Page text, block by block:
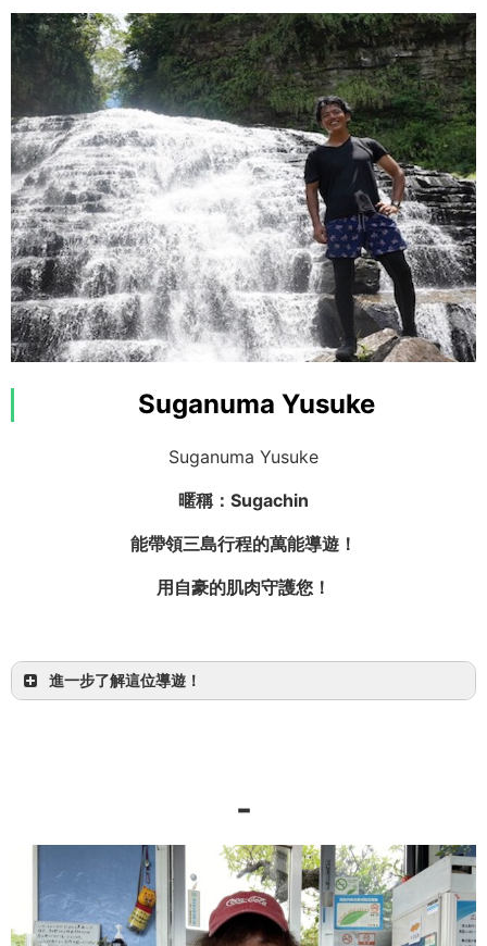
興趣：跳舞（莎莎＆巴恰塔）
特技：跳舞（莎莎＆巴恰塔）
熱情的心，以及總不忘的溫柔體貼！
來自九州、西表最容易感動落淚的 Mu-san！！
被他的笑容與眼神圈粉的人不斷增加！
曾因舞蹈前往紐約！
對一切都充滿熱情，但酒量似乎是弱點……
讓所有人露出笑容的娛樂型導遊
【半日】目標「Sangara瀑布」！紅樹林獨木舟＆
健行探險
Suganuma Yusuke
Suganuma Yusuke
暱稱：Sugachin
能帶領三島行程的萬能導遊！
用自豪的肌肉守護您！
進一步了解這位導遊！
-